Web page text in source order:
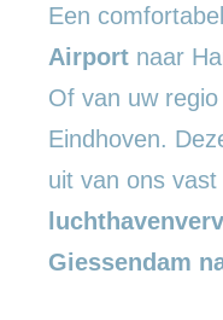
Een
Airport naar
Of van uw
Eindhoven.
uit van ons vast
Giessendam